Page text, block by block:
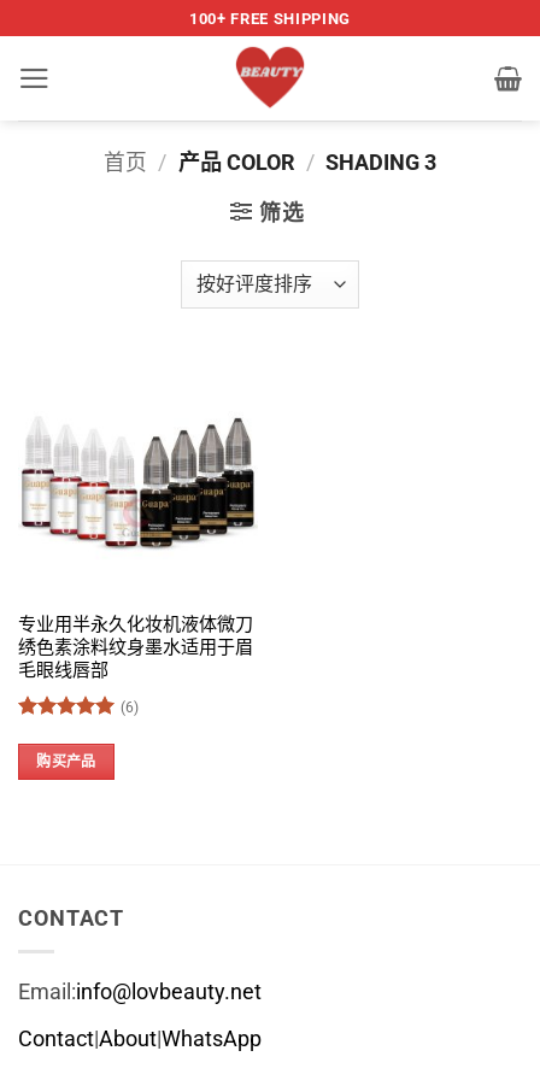
容
100+ FREE SHIPPING
首页 / 产品 COLOR / SHADING 3
筛选
专业用半永久化妆机液体微刀
绣色素涂料纹身墨水适用于眉
毛眼线唇部
&sol; 5
(6)
购买产品
CONTACT
Email:info@lovbeauty.net
Contact|About|WhatsApp